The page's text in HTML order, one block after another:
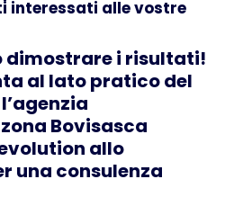
interessati alle vostre
dimostrare i risultati!
al lato pratico del
Bovisasca
allo
una consulenza